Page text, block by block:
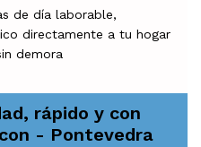
de día laborable,
directamente a tu hogar
demora
rápido y con
- Pontevedra